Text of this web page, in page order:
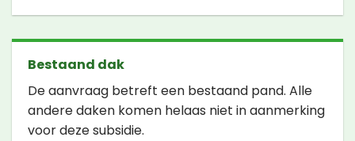
Bestaand dak
De aanvraag betreft een bestaand pand. Alle
andere daken komen helaas niet in aanmerking
voor deze subsidie.